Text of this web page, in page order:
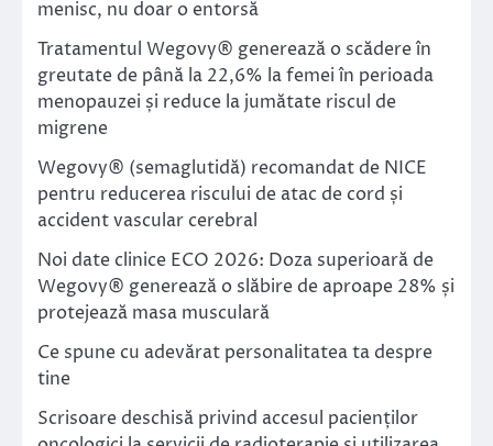
menisc, nu doar o entorsă
Tratamentul Wegovy® generează o scădere în
greutate de până la 22,6% la femei în perioada
menopauzei și reduce la jumătate riscul de
migrene
Wegovy® (semaglutidă) recomandat de NICE
pentru reducerea riscului de atac de cord și
accident vascular cerebral
Noi date clinice ECO 2026: Doza superioară de
Wegovy® generează o slăbire de aproape 28% și
protejează masa musculară
Ce spune cu adevărat personalitatea ta despre
tine
Scrisoare deschisă privind accesul pacienților